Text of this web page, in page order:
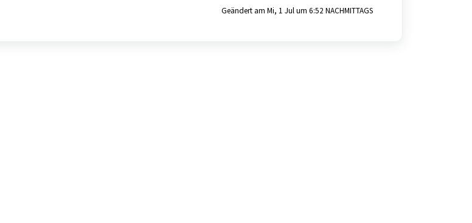
Geändert am Mi, 1 Jul um 6:52 NACHMITTAGS